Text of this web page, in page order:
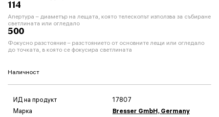
114
Апертура – диаметър на лещата, която телескопът използва за събиране
светлината или огледало
500
Фокусно разстояние – разстоянието от основните лещи или огледало
до точката, в която се фокусира светлината
Наличност
ИД на продукт
17807
Марка
Bresser GmbH, Germany